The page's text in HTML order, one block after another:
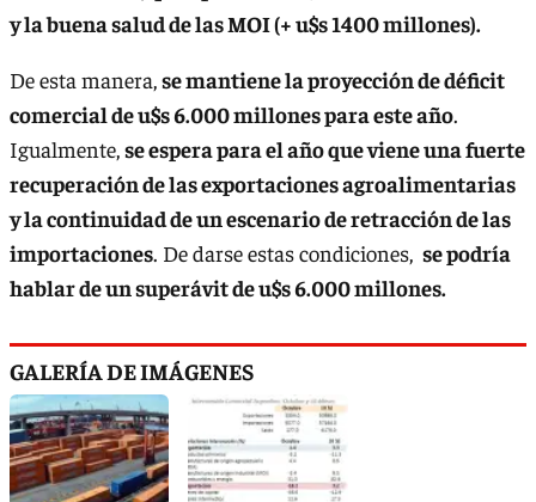
y la buena salud de las MOI (+ u$s 1400 millones).
De esta manera,se mantiene la proyección de déficit
comercial de u$s 6.000 millones para este año.
Igualmente,se espera para el año que viene una fuerte
recuperación de las exportaciones agroalimentarias
y la continuidad de un escenario de retracción de las
importaciones. De darse estas condiciones, se podría
hablar de un superávit de u$s 6.000 millones.
GALERÍA DE IMÁGENES